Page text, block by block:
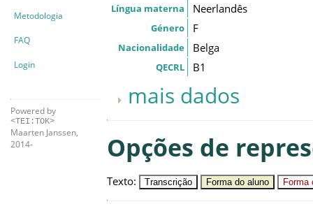
Metodologia
FAQ
Login
Powered by
<TEI:TOK>
Maarten Janssen,
2014-
Língua materna Neerlandês
Género F
Nacionalidade Belga
QECRL B1
mais dados
Opções de
Texto: Transcrição Forma do aluno Forma